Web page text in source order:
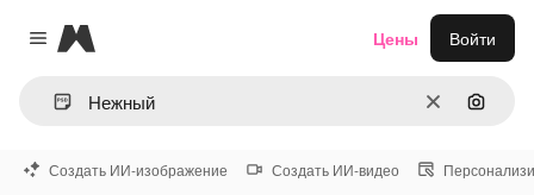
Close menu
Magnific
ОчиститьПоиск
Цены Войти
Создать ИИ-изображение Создать ИИ-видео